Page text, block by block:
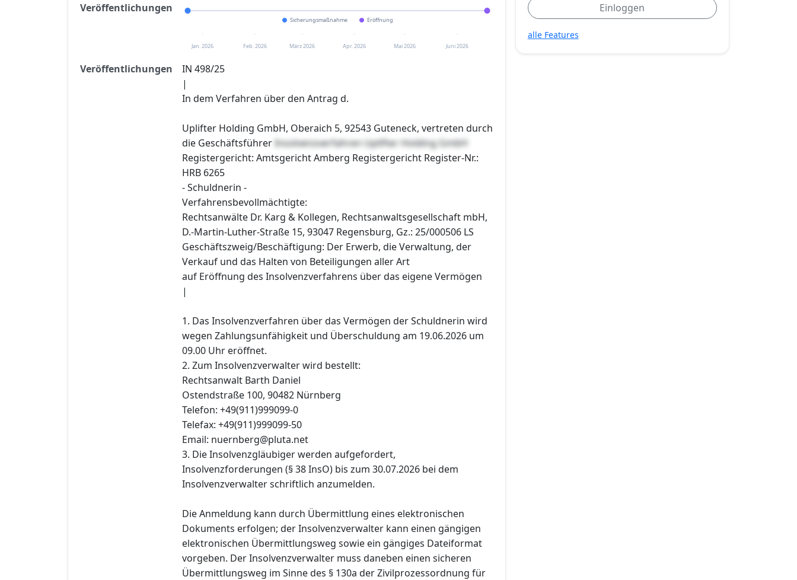
Veröffentlichungen
Sicherungsmaßnahme Eröffnung
Jan. 2026 Feb. 2026 März 2026 Apr. 2026 Mai 2026 Juni 2026
Veröffentlichungen
IN 498/25
|
In dem Verfahren über den Antrag d.
Uplifter Holding GmbH, Oberaich 5, 92543 Guteneck, vertreten durch
die Geschäftsführer Insolvenzverfahren Uplifter Holding GmbH
Registergericht: Amtsgericht Amberg Registergericht Register-Nr.:
HRB 6265
- Schuldnerin -
Verfahrensbevollmächtigte:
Rechtsanwälte Dr. Karg & Kollegen, Rechtsanwaltsgesellschaft mbH,
D.-Martin-Luther-Straße 15, 93047 Regensburg, Gz.: 25/000506 LS
Geschäftszweig/Beschäftigung: Der Erwerb, die Verwaltung, der
Verkauf und das Halten von Beteiligungen aller Art
auf Eröffnung des Insolvenzverfahrens über das eigene Vermögen
|
1. Das Insolvenzverfahren über das Vermögen der Schuldnerin wird
wegen Zahlungsunfähigkeit und Überschuldung am 19.06.2026 um
09.00 Uhr eröffnet.
2. Zum Insolvenzverwalter wird bestellt:
Rechtsanwalt Barth Daniel
Ostendstraße 100, 90482 Nürnberg
Telefon: +49(911)999099-0
Telefax: +49(911)999099-50
Email: nuernberg@pluta.net
3. Die Insolvenzgläubiger werden aufgefordert,
Insolvenzforderungen (§ 38 InsO) bis zum 30.07.2026 bei dem
Insolvenzverwalter schriftlich anzumelden.
Die Anmeldung kann durch Übermittlung eines elektronischen
Dokuments erfolgen; der Insolvenzverwalter kann einen gängigen
elektronischen Übermittlungsweg sowie ein gängiges Dateiformat
vorgeben. Der Insolvenzverwalter muss daneben einen sicheren
Übermittlungsweg im Sinne des § 130a der Zivilprozessordnung für
Einloggen
alle Features